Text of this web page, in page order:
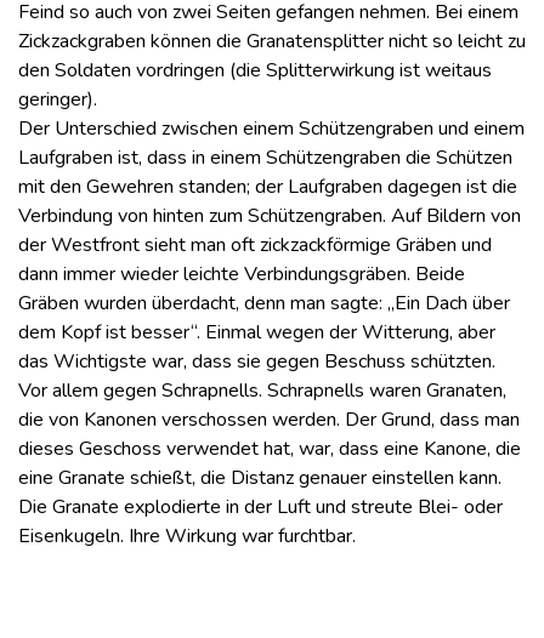
Feind so auch von zwei Seiten gefangen nehmen. Bei einem
Zickzackgraben können die Granatensplitter nicht so leicht zu
den Soldaten vordringen (die Splitterwirkung ist weitaus
geringer).
Der Unterschied zwischen einem Schützengraben und einem
Laufgraben ist, dass in einem Schützengraben die Schützen
mit den Gewehren standen; der Laufgraben dagegen ist die
Verbindung von hinten zum Schützengraben. Auf Bildern von
der Westfront sieht man oft zickzackförmige Gräben und
dann immer wieder leichte Verbindungsgräben. Beide
Gräben wurden überdacht, denn man sagte: „Ein Dach über
dem Kopf ist besser“. Einmal wegen der Witterung, aber
das Wichtigste war, dass sie gegen Beschuss schützten.
Vor allem gegen Schrapnells. Schrapnells waren Granaten,
die von Kanonen verschossen werden. Der Grund, dass man
dieses Geschoss verwendet hat, war, dass eine Kanone, die
eine Granate schießt, die Distanz genauer einstellen kann.
Die Granate explodierte in der Luft und streute Blei- oder
Eisenkugeln. Ihre Wirkung war furchtbar.